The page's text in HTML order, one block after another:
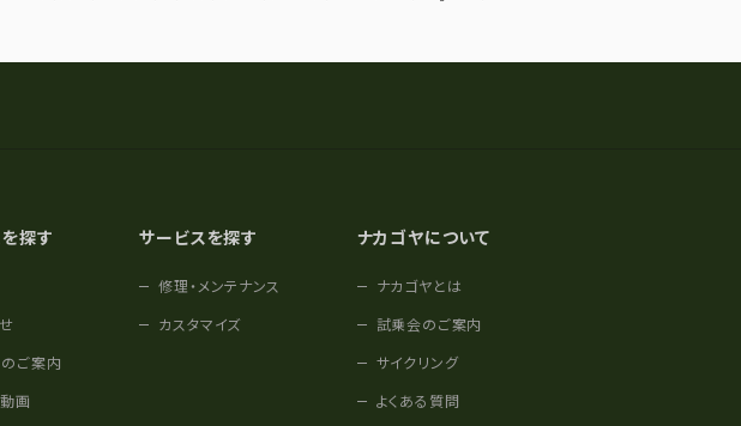
探す
ご案内
画
サービスを探す
修理・メンテナンス
カスタマイズ
ナカゴヤについて
ナカゴヤとは
試乗会のご案内
サイクリング
よくある質問